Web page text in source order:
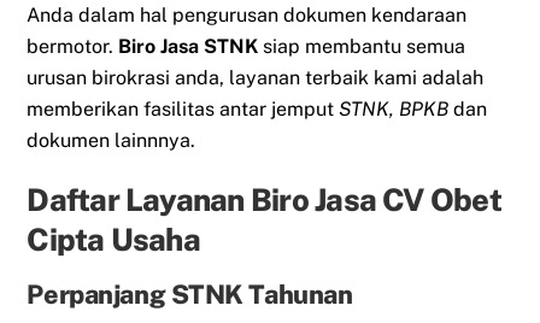
Anda dalam hal pengurusan dokumen kendaraan
bermotor. Biro Jasa STNK siap membantu semua
urusan birokrasi anda, layanan terbaik kami adalah
memberikan fasilitas antar jemputSTNK, BPKB dan
dokumen lainnnya.
Daftar Layanan Biro Jasa CV Obet
Cipta Usaha
Perpanjang STNK Tahunan